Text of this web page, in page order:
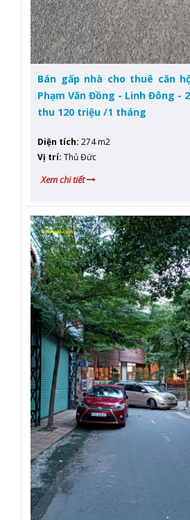
Bán gấp nhà cho thuê căn
Phạm Văn Đồng - Linh Đông -
thu 120 triệu /1 tháng
Diện tích: 274 m2
Vị trí: Thủ Đức
Xem chi tiết